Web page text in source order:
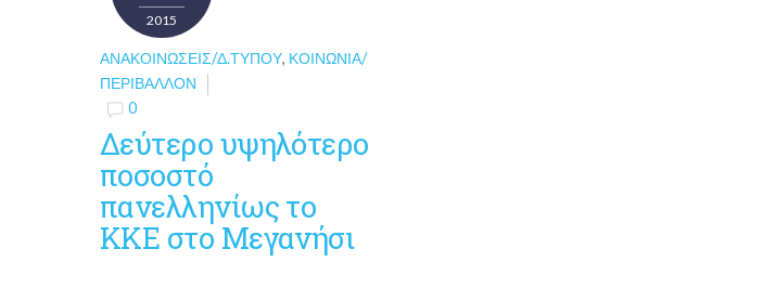
2015
ΑΝΑΚΟΙΝΏΣΕΙΣ/Δ.ΤΎΠΟΥ, ΚΟΙΝΩΝΊΑ/
ΠΕΡΙΒΆΛΛΟΝ
0
Δεύτερο υψηλότερο
ποσοστό
πανελληνίως το
ΚΚΕ στο Μεγανήσι